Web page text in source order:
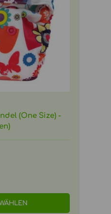
(One Size) -